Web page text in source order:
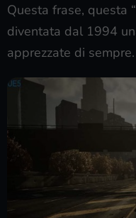
Questa frase, questa
diventata dal 1994
apprezzate di sempre.